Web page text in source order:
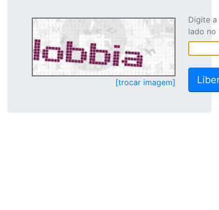
[trocar imagem]
Digite
lado no